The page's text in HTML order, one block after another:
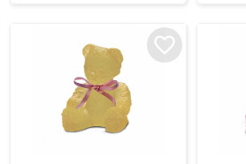
favorite_border